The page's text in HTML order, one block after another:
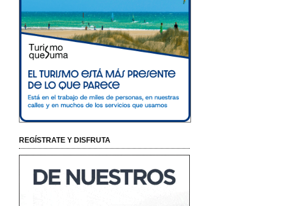
REGÍSTRATE Y DISFRUTA